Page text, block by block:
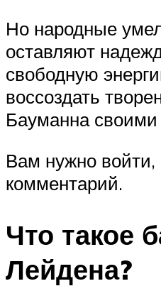
Но народные
оставляют
свободную
воссоздать
Бауманна своими
Вам нужно войти,
комментарий.
Что такое
Лейдена?